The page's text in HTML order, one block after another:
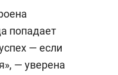
попадает
— если
— уверена